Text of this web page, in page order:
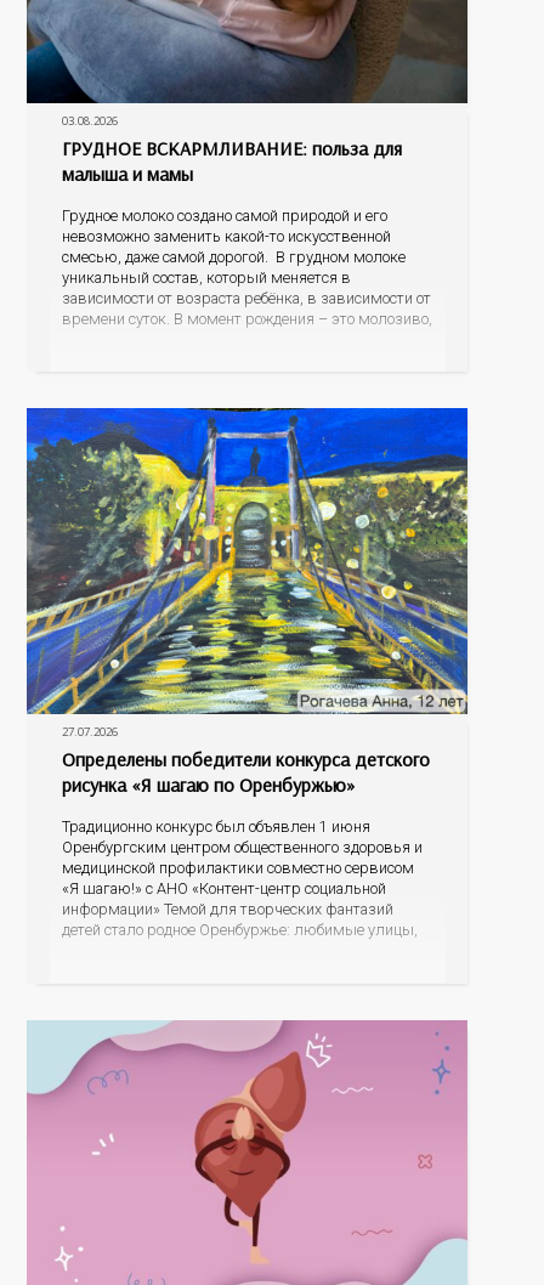
03.08.2026
ГРУДНОЕ ВСКАРМЛИВАНИЕ: польза для
малыша и мамы
Грудное молоко создано самой природой и его
невозможно заменить какой-то искусственной
смесью, даже самой дорогой. В грудном молоке
уникальный состав, который меняется в
зависимости от возраста ребёнка, в зависимости от
времени суток. В момент рождения – это молозиво,
27.07.2026
Определены победители конкурса детского
рисунка «Я шагаю по Оренбуржью»
Традиционно конкурс был объявлен 1 июня
Оренбургским центром общественного здоровья и
медицинской профилактики совместно сервисом
«Я шагаю!» с АНО «Контент-центр социальной
информации» Темой для творческих фантазий
детей стало родное Оренбуржье: любимые улицы,